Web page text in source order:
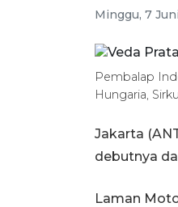
Minggu, 7
Pembalap
Hungaria,
Jakarta
debutnya
Laman